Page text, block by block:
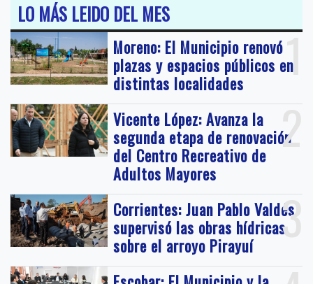
LO MÁS LEIDO DEL MES
1
Moreno: El Municipio renovó
plazas y espacios públicos en
distintas localidades
2
Vicente López: Avanza la
segunda etapa de renovación
del Centro Recreativo de
Adultos Mayores
3
Corrientes: Juan Pablo Valdés
supervisó las obras hídricas
sobre el arroyo Pirayuí